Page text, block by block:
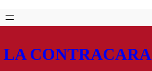
Saltar
al
Skip
to
LA CONTRACARA